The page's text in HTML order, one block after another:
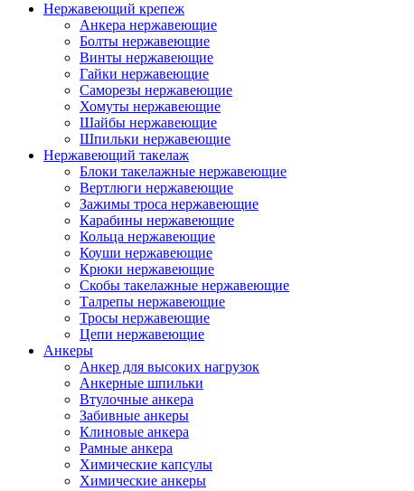
Нержавеющий крепеж
Анкера нержавеющие
Болты нержавеющие
Винты нержавеющие
Гайки нержавеющие
Саморезы нержавеющие
Хомуты нержавеющие
Шайбы нержавеющие
Шпильки нержавеющие
Нержавеющий такелаж
Блоки такелажные нержавеющие
Вертлюги нержавеющие
Зажимы троса нержавеющие
Карабины нержавеющие
Кольца нержавеющие
Коуши нержавеющие
Крюки нержавеющие
Скобы такелажные нержавеющие
Талрепы нержавеющие
Тросы нержавеющие
Цепи нержавеющие
Анкеры
Анкер для высоких нагрузок
Анкерные шпильки
Втулочные анкера
Забивные анкеры
Клиновые анкера
Рамные анкера
Химические капсулы
Химические анкеры